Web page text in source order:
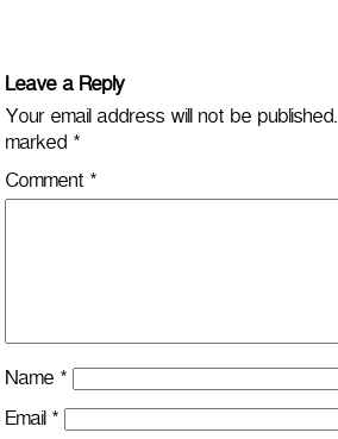
Leave a Reply
Your email address will not be published.
marked *
Comment *
Name *
Email *